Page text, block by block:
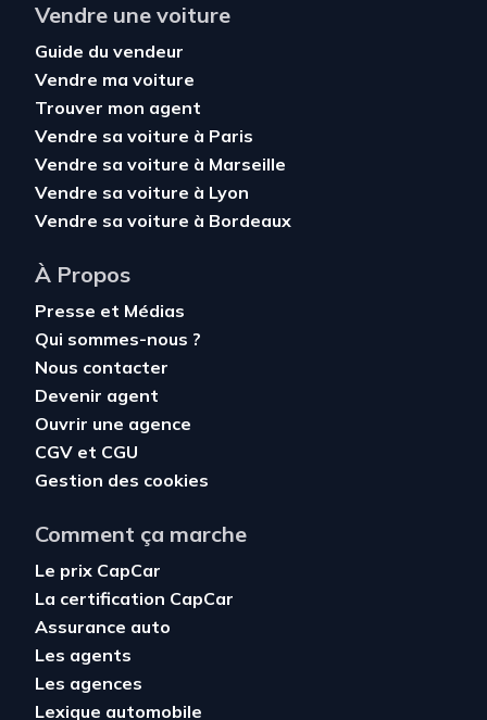
Vendre une voiture
Guide du vendeur
Vendre ma voiture
Trouver mon agent
Vendre sa voiture à Paris
Vendre sa voiture à Marseille
Vendre sa voiture à Lyon
Vendre sa voiture à Bordeaux
À Propos
Presse et Médias
Qui sommes-nous ?
Nous contacter
Devenir agent
Ouvrir une agence
CGV et CGU
Gestion des cookies
Comment ça marche
Le prix CapCar
La certification CapCar
Assurance auto
Les agents
Les agences
Lexique automobile